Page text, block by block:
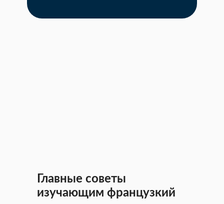
Главные советы
изучающим французкий